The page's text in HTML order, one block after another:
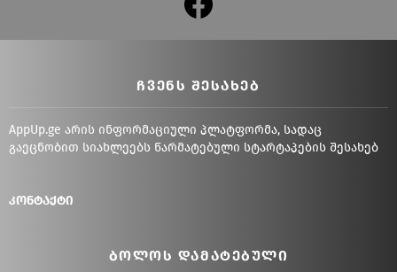
ᲩᲕᲔᲜᲡ ᲨᲔᲡᲐᲮᲔᲑ
AppUp.ge არის ინფორმაციული პლატფორმა, სადაც
გაეცნობით სიახლეებს წარმატებული სტარტაპების შესახებ
კონტაქტი
ᲑᲝᲚᲝᲡ ᲓᲐᲛᲐᲢᲔᲑᲣᲚᲘ